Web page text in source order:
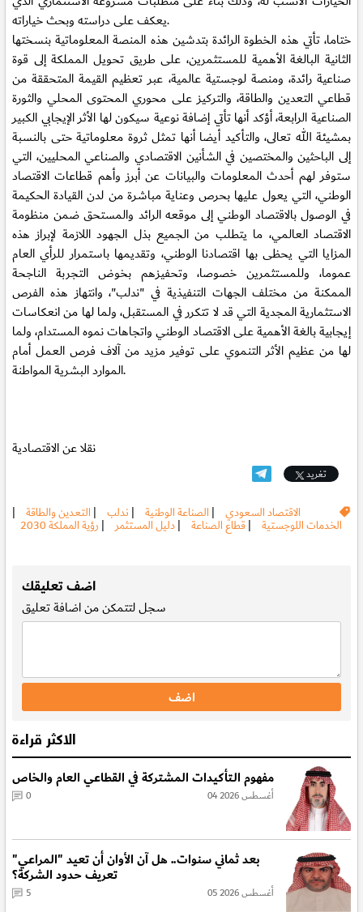
يعكف على دراسته وبحث خياراته.
ختاما، تأتي هذه الخطوة الرائدة بتدشين هذه المنصة المعلوماتية بنسختها
الثانية البالغة الأهمية للمستثمرين، على طريق تحويل المملكة إلى قوة
صناعية رائدة، ومنصة لوجستية عالمية، عبر تعظيم القيمة المتحققة من
قطاعي التعدين والطاقة، والتركيز على محوري المحتوى المحلي والثورة
الصناعية الرابعة، أؤكد أنها تأتي إضافة نوعية سيكون لها الأثر الإيجابي الكبير
بمشيئة الله تعالى، والتأكيد أيضا أنها تمثل ثروة معلوماتية حتى بالنسبة
إلى الباحثين والمختصين في الشأنين الاقتصادي والصناعي المحليين، التي
ستوفر لهم أحدث المعلومات والبيانات عن أبرز وأهم قطاعات الاقتصاد
الوطني، التي يعول عليها بحرص وعناية مباشرة من لدن القيادة الحكيمة
في الوصول بالاقتصاد الوطني إلى موقعه الرائد والمستحق ضمن منظومة
الاقتصاد العالمي، ما يتطلب من الجميع بذل الجهود اللازمة لإبراز هذه
المزايا التي يحظى بها اقتصادنا الوطني، وتقديمها باستمرار للرأي العام
عموما، وللمستثمرين خصوصا، وتحفيزهم بخوض التجربة الناجحة
الممكنة من مختلف الجهات التنفيذية في "ندلب"، وانتهاز هذه الفرص
الاستثمارية المجدية التي قد لا تتكرر في المستقبل، ولما لها من انعكاسات
إيجابية بالغة الأهمية على الاقتصاد الوطني واتجاهات نموه المستدام، ولما
لها من عظيم الأثر التنموي على توفير مزيد من آلاف فرص العمل أمام
الموارد البشرية المواطنة.
نقلا عن الاقتصادية
تغريد
الاقتصاد السعودي | الصناعة الوطنية | ندلب | التعدين والطاقة |
الخدمات اللوجستية |قطاع الصناعة |دليل المستثمر | رؤية المملكة 2030
اضف تعليقك
سجللتتمكن من اضافة تعليق
الاكثر قراءة
مفهوم الـتأكيدات المشتركة في القطاعي العام والخاص
04 أغسطس 2026 0
بعد ثماني سنوات.. هل آن الأوان أن تعيد "المراعي"
تعريف حدود الشركة؟
05 أغسطس 2026 5